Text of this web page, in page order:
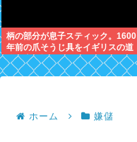
柄の部分が息子スティック。1600
年前の爪そうじ具をイギリスの道
路工事現場で発見
ホーム 嫌儲